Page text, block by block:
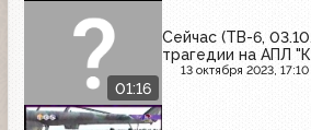
01:16
Сейчас (ТВ-6,
трагедии на АПЛ
13 октября 2023, 17:10